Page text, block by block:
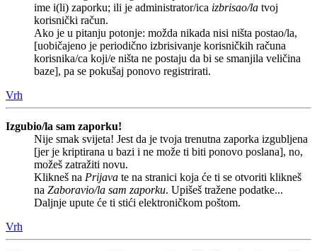
ime i(li) zaporku; ili je administrator/ica izbrisao/la tvoj
korisnički račun.
Ako je u pitanju potonje: možda nikada nisi ništa postao/la,
[uobičajeno je periodično izbrisivanje korisničkih računa
korisnika/ca koji/e ništa ne postaju da bi se smanjila veličina
baze], pa se pokušaj ponovo registrirati.
Vrh
Izgubio/la sam zaporku!
Nije smak svijeta! Jest da je tvoja trenutna zaporka izgubljena
[jer je kriptirana u bazi i ne može ti biti ponovo poslana], no,
možeš zatražiti novu.
Klikneš na Prijava te na stranici koja će ti se otvoriti klikneš
na Zaboravio/la sam zaporku. Upišeš tražene podatke...
Daljnje upute će ti stići elektroničkom poštom.
Vrh